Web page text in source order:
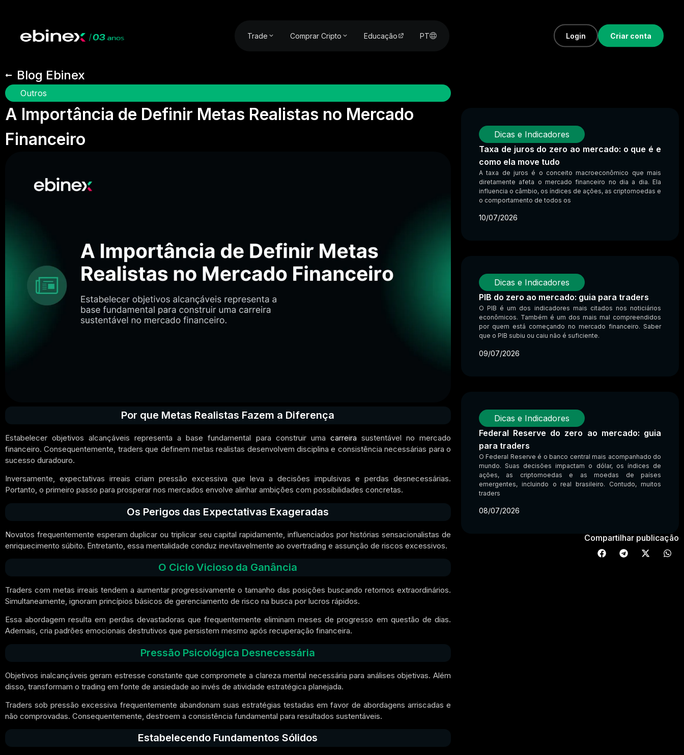
Trade Comprar Cripto Educação PT Login Criar conta
Blog Ebinex
Outros
A Importância de Definir Metas Realistas no Mercado
Financeiro
Por que Metas Realistas Fazem a Diferença
Estabelecer objetivos alcançáveis representa a base fundamental para construir uma carreira sustentável no mercado
financeiro. Consequentemente, traders que definem metas realistas desenvolvem disciplina e consistência necessárias para o
sucesso duradouro.
Inversamente, expectativas irreais criam pressão excessiva que leva a decisões impulsivas e perdas desnecessárias.
Portanto, o primeiro passo para prosperar nos mercados envolve alinhar ambições com possibilidades concretas.
Os Perigos das Expectativas Exageradas
Novatos frequentemente esperam duplicar ou triplicar seu capital rapidamente, influenciados por histórias sensacionalistas de
enriquecimento súbito. Entretanto, essa mentalidade conduz inevitavelmente ao overtrading e assunção de riscos excessivos.
O Ciclo Vicioso da Ganância
Traders com metas irreais tendem a aumentar progressivamente o tamanho das posições buscando retornos extraordinários.
Simultaneamente, ignoram princípios básicos de gerenciamento de risco na busca por lucros rápidos.
Essa abordagem resulta em perdas devastadoras que frequentemente eliminam meses de progresso em questão de dias.
Ademais, cria padrões emocionais destrutivos que persistem mesmo após recuperação financeira.
Pressão Psicológica Desnecessária
Objetivos inalcançáveis geram estresse constante que compromete a clareza mental necessária para análises objetivas. Além
disso, transformam o trading em fonte de ansiedade ao invés de atividade estratégica planejada.
Traders sob pressão excessiva frequentemente abandonam suas estratégias testadas em favor de abordagens arriscadas e
não comprovadas. Consequentemente, destroem a consistência fundamental para resultados sustentáveis.
Estabelecendo Fundamentos Sólidos
Dicas e Indicadores
Taxa de juros do zero ao mercado: o que é e
como ela move tudo
A taxa de juros é o conceito macroeconômico que mais
diretamente afeta o mercado financeiro no dia a dia. Ela
influencia o câmbio, os índices de ações, as criptomoedas e
o comportamento de todos os
10/07/2026
Dicas e Indicadores
PIB do zero ao mercado: guia para traders
O PIB é um dos indicadores mais citados nos noticiários
econômicos. Também é um dos mais mal compreendidos
por quem está começando no mercado financeiro. Saber
que o PIB subiu ou caiu não é suficiente.
09/07/2026
Dicas e Indicadores
Federal Reserve do zero ao mercado: guia
para traders
O Federal Reserve é o banco central mais acompanhado do
mundo. Suas decisões impactam o dólar, os índices de
ações, as criptomoedas e as moedas de países
emergentes, incluindo o real brasileiro. Contudo, muitos
traders
08/07/2026
Compartilhar publicação